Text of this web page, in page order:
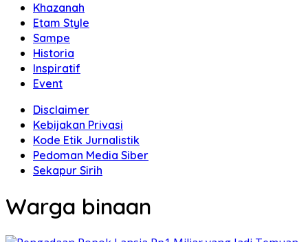
Khazanah
Etam Style
Sampe
Historia
Inspiratif
Event
Disclaimer
Kebijakan Privasi
Kode Etik Jurnalistik
Pedoman Media Siber
Sekapur Sirih
Warga binaan